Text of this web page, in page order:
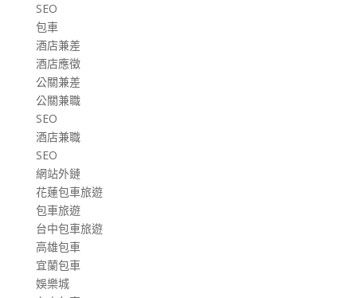
SEO
包車
酒店兼差
酒店應徵
公關兼差
公關兼職
SEO
酒店兼職
SEO
網站外鏈
花蓮包車旅遊
包車旅遊
台中包車旅遊
高雄包車
宜蘭包車
娛樂城